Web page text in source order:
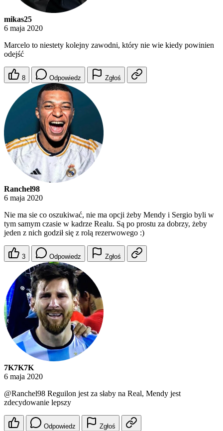
mikas25
6 maja 2020
Marcelo to niestety kolejny zawodni, który nie wie kiedy powinien
odejść
8 Odpowiedz Zgłoś
Ranchel98
6 maja 2020
Nie ma sie co oszukiwać, nie ma opcji żeby Mendy i Sergio byli w
tym samym czasie w kadrze Realu. Są po prostu za dobrzy, żeby
jeden z nich godził się z rolą rezerwowego :)
3 Odpowiedz Zgłoś
7K7K7K
6 maja 2020
@Ranchel98 Reguilon jest za słaby na Real, Mendy jest
zdecydowanie lepszy
Odpowiedz Zgłoś